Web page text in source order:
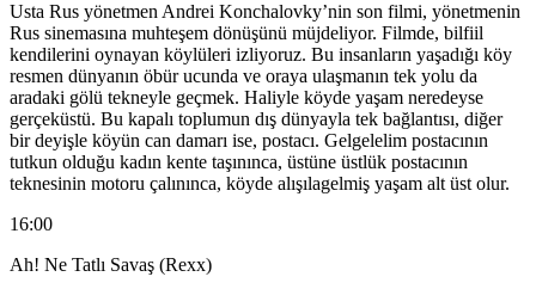
Usta Rus yönetmen Andrei Konchalovky’nin son filmi, yönetmenin
Rus sinemasına muhteşem dönüşünü müjdeliyor. Filmde, bilfiil
kendilerini oynayan köylüleri izliyoruz. Bu insanların yaşadığı köy
resmen dünyanın öbür ucunda ve oraya ulaşmanın tek yolu da
aradaki gölü tekneyle geçmek. Haliyle köyde yaşam neredeyse
gerçeküstü. Bu kapalı toplumun dış dünyayla tek bağlantısı, diğer
bir deyişle köyün can damarı ise, postacı. Gelgelelim postacının
tutkun olduğu kadın kente taşınınca, üstüne üstlük postacının
teknesinin motoru çalınınca, köyde alışılagelmiş yaşam alt üst olur.
16:00
Ah! Ne Tatlı Savaş (Rexx)